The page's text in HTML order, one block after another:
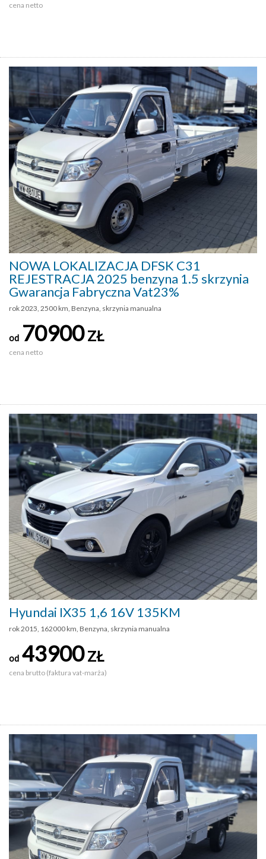
cena netto
NOWA LOKALIZACJA DFSK C31
REJESTRACJA 2025 benzyna 1.5 skrzynia
Gwarancja Fabryczna Vat23%
rok 2023, 2500 km, Benzyna, skrzynia manualna
od 70900ZŁ
cena netto
Hyundai IX35 1,6 16V 135KM
rok 2015, 162000 km, Benzyna, skrzynia manualna
od 43900ZŁ
cena brutto (faktura vat-marża)